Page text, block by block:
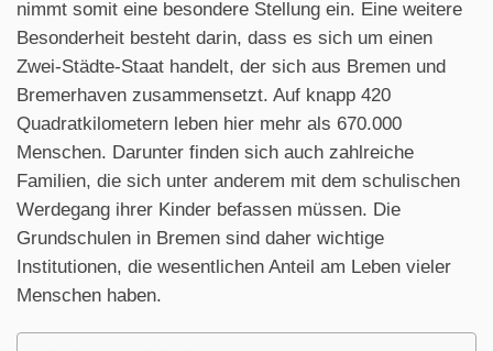
nimmt somit eine besondere Stellung ein. Eine weitere
Besonderheit besteht darin, dass es sich um einen
Zwei-Städte-Staat handelt, der sich aus Bremen und
Bremerhaven zusammensetzt. Auf knapp 420
Quadratkilometern leben hier mehr als 670.000
Menschen. Darunter finden sich auch zahlreiche
Familien, die sich unter anderem mit dem schulischen
Werdegang ihrer Kinder befassen müssen. Die
Grundschulen in Bremen sind daher wichtige
Institutionen, die wesentlichen Anteil am Leben vieler
Menschen haben.